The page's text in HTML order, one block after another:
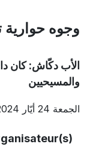
وجوه حوارية
الأب دكّاش: كان
والمسيحيين
الجمعة 24 أيّار 2024